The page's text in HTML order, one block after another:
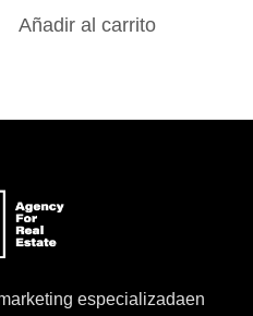
Añadir al carrito
especializadaen